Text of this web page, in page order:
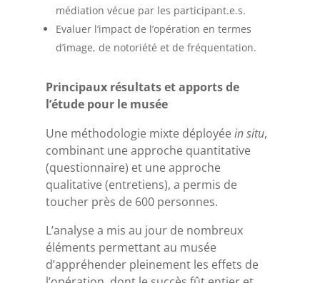
médiation vécue par les participant.e.s.
Evaluer l’impact de l’opération en termes
d’image, de notoriété et de fréquentation.
Principaux résultats et apports de
l’étude pour le musée
Une méthodologie mixte déployéein situ,
combinant une approche quantitative
(questionnaire) et une approche
qualitative (entretiens), a permis de
toucher près de 600 personnes.
L’analyse a mis au jour de nombreux
éléments permettant au musée
d’appréhender pleinement les effets de